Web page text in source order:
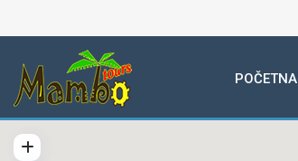
POČETNA